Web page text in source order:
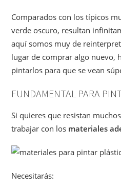
Comparados con los típicos
verde oscuro, resultan
aquí somos muy de
lugar de comprar algo nuevo,
pintarlos para que se vean
FUNDAMENTAL PARA
Si quieres que resistan
trabajar con los materiales
Necesitarás: